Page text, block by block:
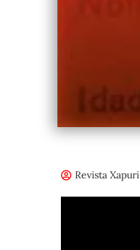
Revista Xapuri